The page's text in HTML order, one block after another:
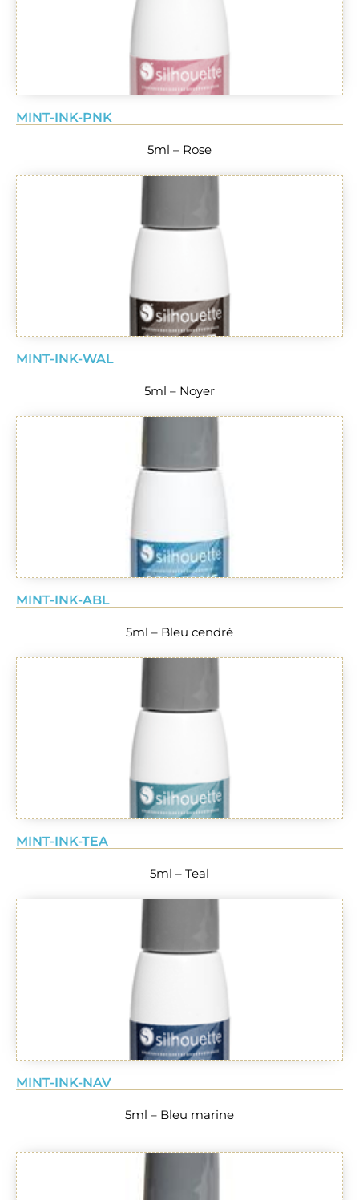
MINT-INK-PNK
5ml – Rose
MINT-INK-WAL
5ml – Noyer
MINT-INK-ABL
5ml – Bleu cendré
MINT-INK-TEA
5ml – Teal
MINT-INK-NAV
5ml – Bleu marine